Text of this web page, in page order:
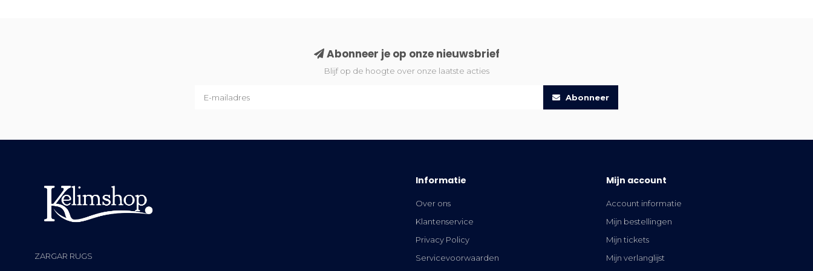
Abonneer je op onze nieuwsbrief
Blijf op de hoogte over onze laatste acties
Abonneer
ZARGAR RUGS
Informatie
Over ons
Klantenservice
Privacy Policy
Servicevoorwaarden
Mijn account
Account informatie
Mijn bestellingen
Mijn tickets
Mijn verlanglijst